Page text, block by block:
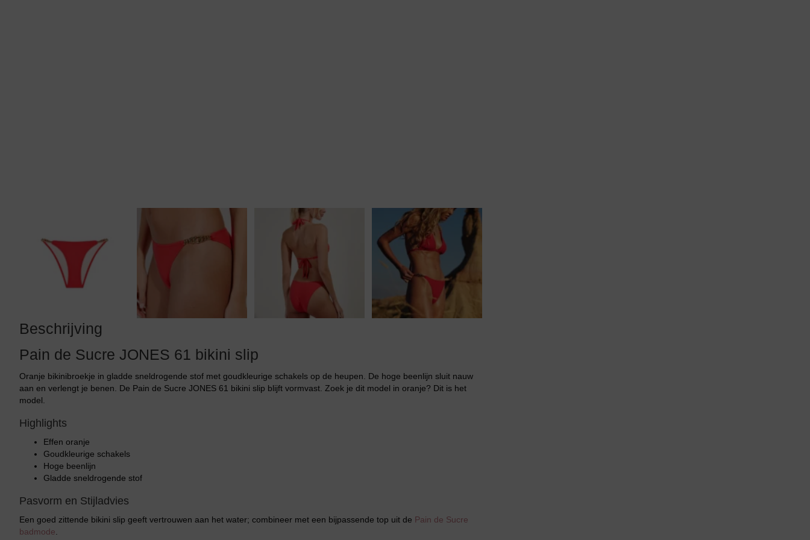
Beschrijving
Pain de Sucre JONES 61 bikini slip
Oranje bikinibroekje in gladde sneldrogende stof met goudkleurige schakels op de heupen. De hoge beenlijn sluit nauw
aan en verlengt je benen. De Pain de Sucre JONES 61 bikini slip blijft vormvast. Zoek je dit model in oranje? Dit is het
model.
Highlights
Effen oranje
Goudkleurige schakels
Hoge beenlijn
Gladde sneldrogende stof
Pasvorm en Stijladvies
Een goed zittende bikini slip geeft vertrouwen aan het water; combineer met een bijpassende top uit de Pain de Sucre
badmode